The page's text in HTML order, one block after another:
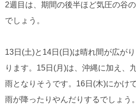
2週目は、期間の後半ほど気圧の谷
でしょう。
13日(土)と14日(日)は晴れ間が広が
ります。15日(月)は、沖縄に加え、
雨となりそうです。16日(木)にかけ
雨が降ったりやんだりするでしょう。